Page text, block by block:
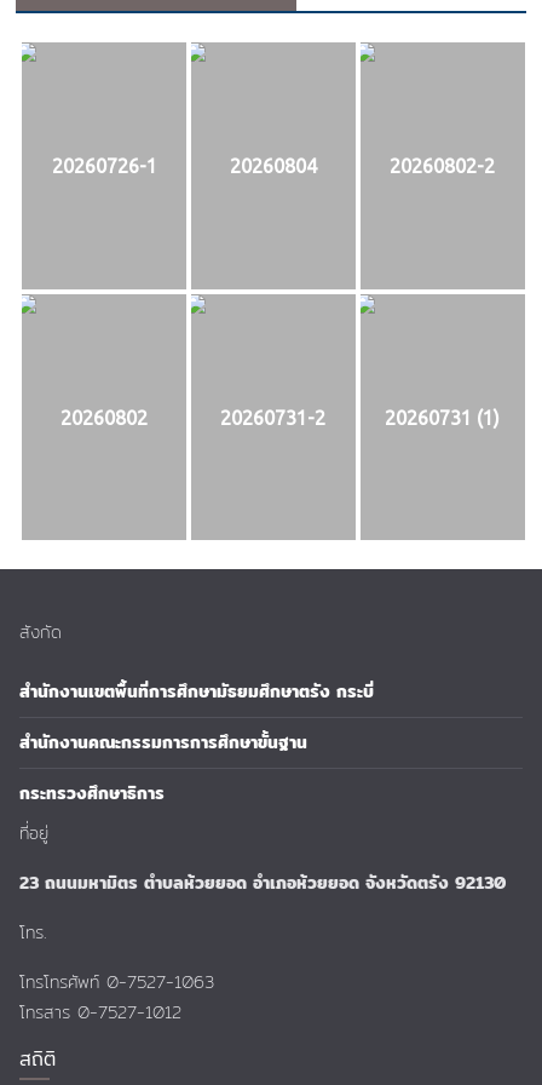
20260726-1 20260804 20260802-2
20260802 20260731-2 20260731 (1)
สังกัด
สำนักงานเขตพื้นที่การศึกษามัธยมศึกษาตรัง กระบี่
สำนักงานคณะกรรมการการศึกษาขั้นฐาน
กระทรวงศึกษาธิการ
ที่อยู่
23 ถนนมหามิตร ตำบลห้วยยอด อำเภอห้วยยอด จังหวัดตรัง 92130
โทร.
โทรโทรศัพท์ 0-7527-1063
โทรสาร 0-7527-1012
สถิติ